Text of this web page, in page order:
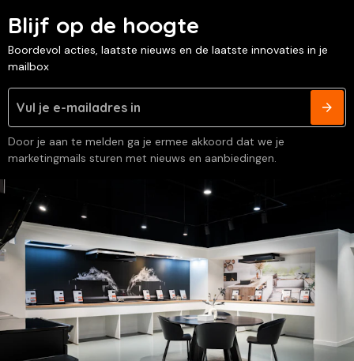
Blijf op de hoogte
Boordevol acties, laatste nieuws en de laatste innovaties in je
mailbox
Door je aan te melden ga je ermee akkoord dat we je
marketingmails sturen met nieuws en aanbiedingen.